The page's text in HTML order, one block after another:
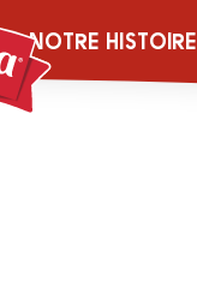
NOTRE HISTOIRE